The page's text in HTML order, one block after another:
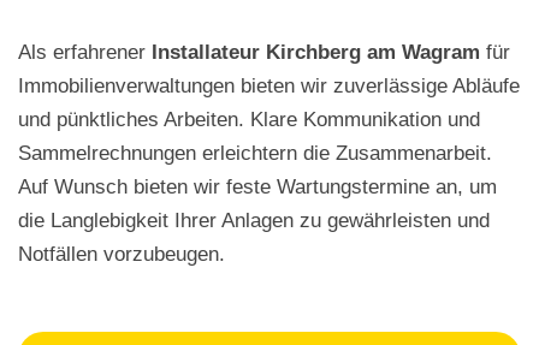
Als erfahrener Installateur Kirchberg am Wagram für
Immobilienverwaltungen bieten wir zuverlässige Abläufe
und pünktliches Arbeiten. Klare Kommunikation und
Sammelrechnungen erleichtern die Zusammenarbeit.
Auf Wunsch bieten wir feste Wartungstermine an, um
die Langlebigkeit Ihrer Anlagen zu gewährleisten und
Notfällen vorzubeugen.